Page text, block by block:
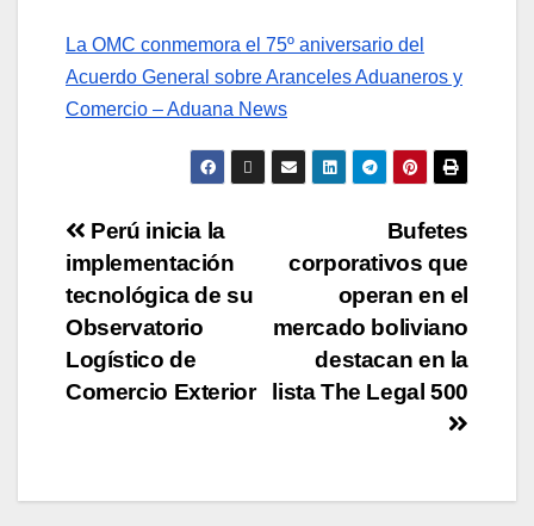
La OMC conmemora el 75º aniversario del
Acuerdo General sobre Aranceles Aduaneros y
Comercio – Aduana News
Bufetes
corporativos que
operan en el
mercado boliviano
destacan en la
lista The Legal 500
Perú inicia la
implementación
tecnológica de su
Observatorio
Logístico de
Comercio Exterior